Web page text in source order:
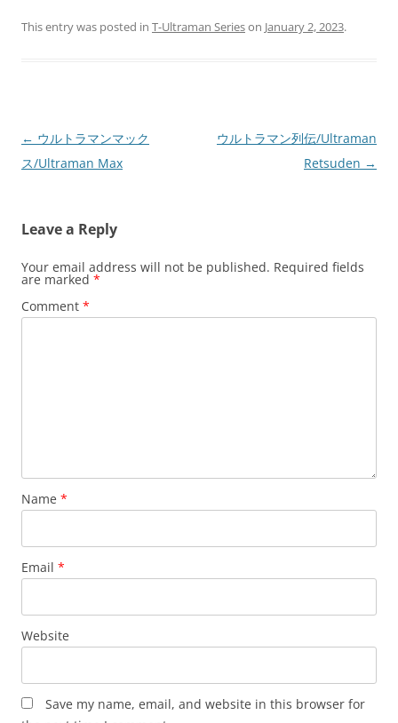
This entry was posted in T-Ultraman Serieson January 2, 2023.
Post
navigation
← ウルトラマンマック
ス/Ultraman Max
ウルトラマン列伝/Ultraman
Retsuden →
Leave a Reply
Your email address will not be published. Required fields
are marked *
Comment *
Name *
Email *
Website
Save my name, email, and website in this browser for